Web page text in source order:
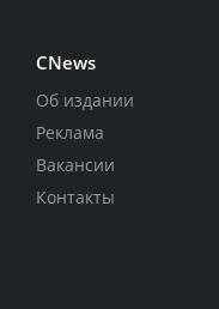
CNews
Об издании
Реклама
Вакансии
Контакты